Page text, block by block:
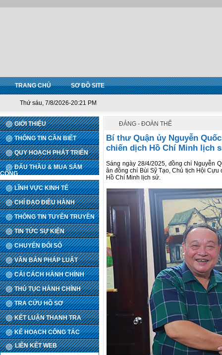
TRANG CHỦ SƠ ĐỒ SITE
Thứ sáu, 7/8/2026-20:21 PM
GIỚI THIỆU
THÔNG TIN CẦN BIẾT
QUY HOẠCH PHÁT TRIỂN
ĐẤU THẦU & MUA SẮM
CÔNG
LĨNH VỰC KINH TẾ
CHỈ ĐẠO ĐIỀU HÀNH
THÔNG TIN TUYÊN TRUYỀN
TIN TỨC SỰ KIỆN
CHUYỂN ĐỔI SỐ
VĂN BẢN PHÁP LUẬT
CẢI CÁCH HÀNH CHÍNH
THỦ TỤC HÀNH CHÍNH
TRA CỨU HỒ SƠ
KẾT LUẬN THANH TRA
KẾ HOẠCH CÔNG TÁC
LIÊN KẾT WEB
ĐẢNG - ĐOÀN THỂ
Bí thư Quận ủy Nguyễn
chiến dịch Hồ Chí Minh lịch
Sáng ngày 28/4/2025, đồng chí Nguyễn
ân đồng chí Bùi Sỹ Tạo, Chủ tịch Hội
Hồ Chí Minh lịch sử.